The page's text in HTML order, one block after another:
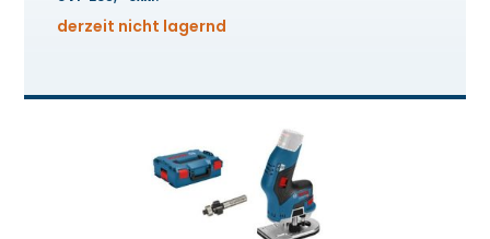
derzeit nicht lagernd